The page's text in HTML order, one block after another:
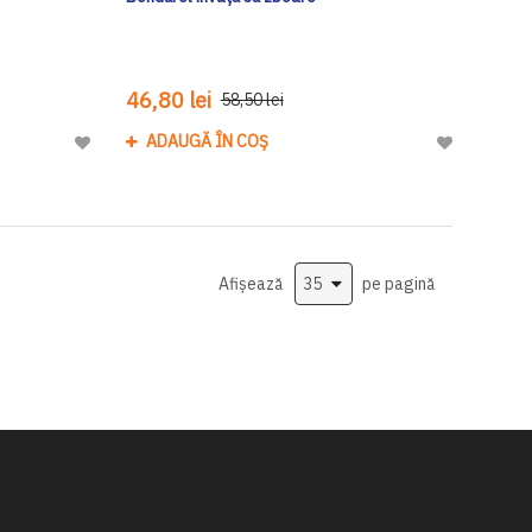
Adaugă
de
46,80 lei 58,50 lei
ADAUGĂ ÎN COȘ
Adaugă
de
Afișează
pe pagină